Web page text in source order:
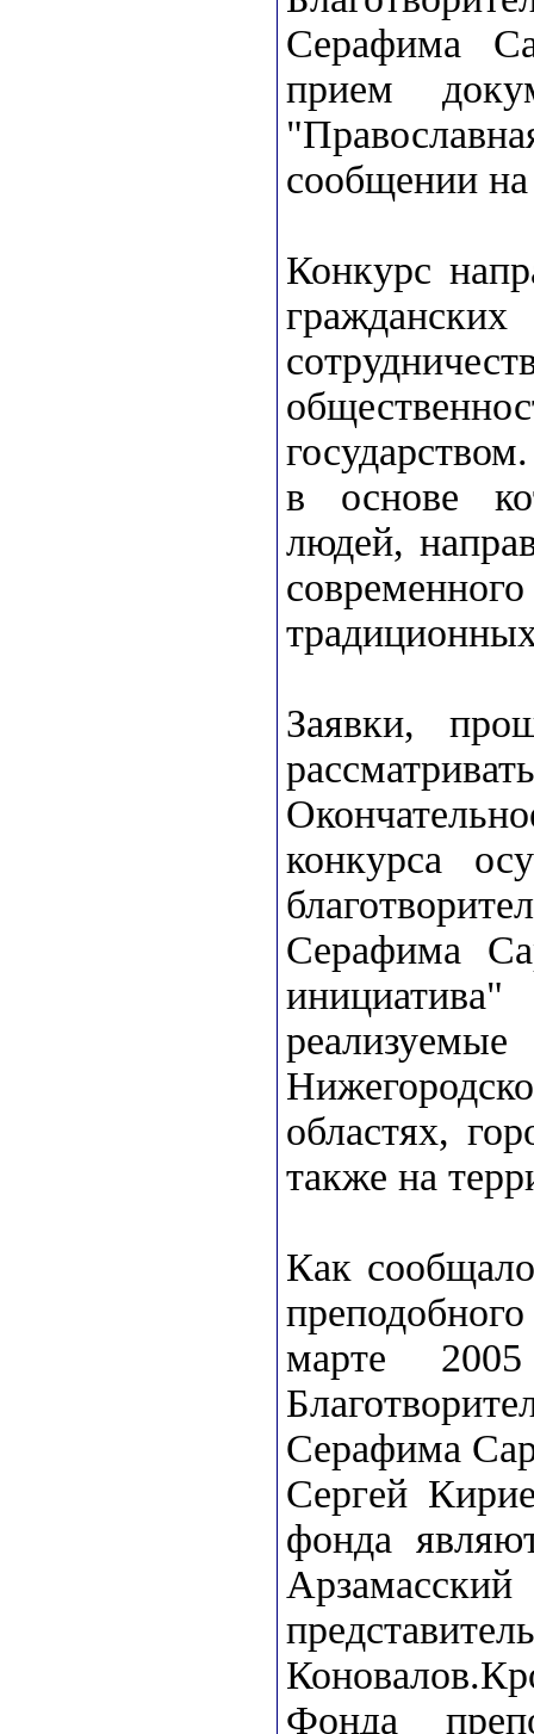
Серафима
прием
сообщении
Конкурс
в основе
людей,
Заявки,
конкурса
Серафима
областях,
также на
Как
марте
Серафима
Сергей
фонда
Фонда